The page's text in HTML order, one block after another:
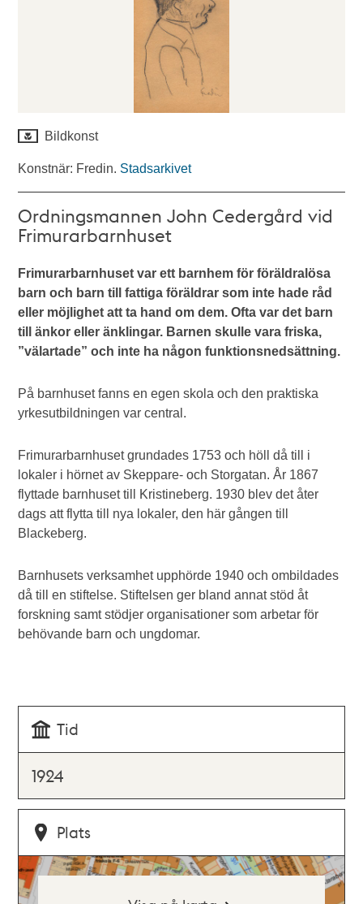
Bildkonst
Konstnär: Fredin. Stadsarkivet
Ordningsmannen John Cedergård vid
Frimurarbarnhuset
Frimurarbarnhuset var ett barnhem för föräldralösa
barn och barn till fattiga föräldrar som inte hade råd
eller möjlighet att ta hand om dem. Ofta var det barn
till änkor eller änklingar. Barnen skulle vara friska,
”välartade” och inte ha någon funktionsnedsättning.
På barnhuset fanns en egen skola och den praktiska
yrkesutbildningen var central.
Frimurarbarnhuset grundades 1753 och höll då till i
lokaler i hörnet av Skeppare- och Storgatan. År 1867
flyttade barnhuset till Kristineberg. 1930 blev det åter
dags att flytta till nya lokaler, den här gången till
Blackeberg.
Barnhusets verksamhet upphörde 1940 och ombildades
då till en stiftelse. Stiftelsen ger bland annat stöd åt
forskning samt stödjer organisationer som arbetar för
behövande barn och ungdomar.
Tid
1924
Plats